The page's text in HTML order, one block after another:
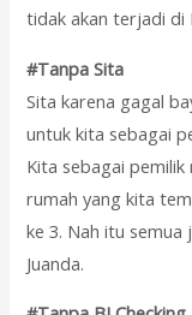
tidak akan terjadi di
#Tanpa Sita
Sita karena gagal
untuk kita sebagai
Kita sebagai
rumah yang kita
ke 3. Nah itu
Juanda.